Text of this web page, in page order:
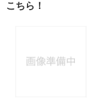
こちら！